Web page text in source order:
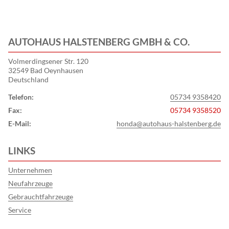
AUTOHAUS HALSTENBERG GMBH & CO.
Volmerdingsener Str. 120
32549 Bad Oeynhausen
Deutschland
Telefon:
05734 9358420
Fax:
05734 9358520
E-Mail:
honda@autohaus-halstenberg.de
LINKS
Unternehmen
Neufahrzeuge
Gebrauchtfahrzeuge
Service